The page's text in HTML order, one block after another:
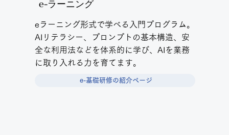
e-ラーニング
eラーニング形式で学べる入門プログラム。
AIリテラシー、プロンプトの基本構造、安
全な利用法などを体系的に学び、AIを業務
に取り入れる力を育てます。
e-基礎研修の紹介ページ